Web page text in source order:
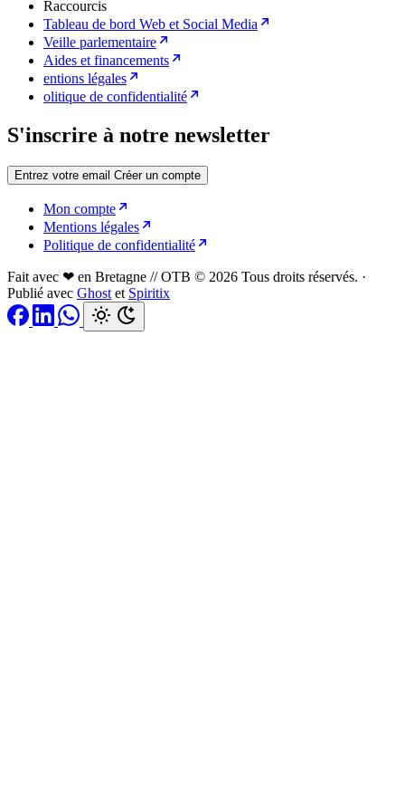
Raccourcis
Tableau de bord Web et Social Media
Veille parlementaire
Aides et financements
entions légales
olitique de confidentialité
S'inscrire à notre newsletter
Entrez votre email Créer un compte
Mon compte
Mentions légales
Politique de confidentialité
Fait avec ❤ en Bretagne // OTB © 2026 Tous droits réservés. ·
Publié avec Ghost et Spiritix